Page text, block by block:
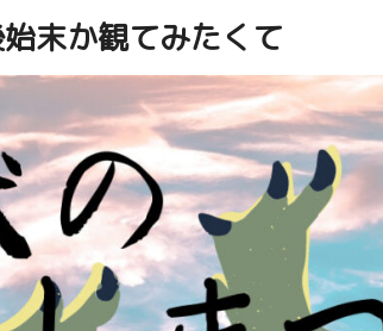
末か観てみたくて